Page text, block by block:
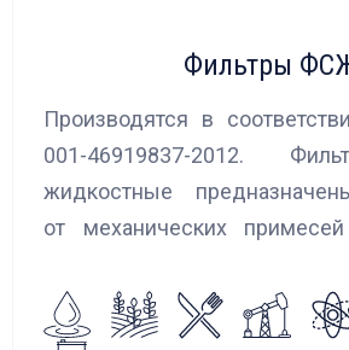
Фильтры
Производятся в
001-46919837-2012.
жидкостные
от механических
и суспензий. Фильтры
на всасывающих линиях